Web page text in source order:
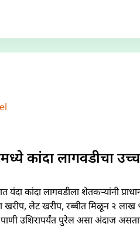
कांदा लागवडीचा
यंदा कांदा लागवडीला शेतकऱ्यांनी
खरीप, लेट खरीप, रब्बीत मिळून २
पाणी उशिरापर्यंत पुरेल असा अंदाज